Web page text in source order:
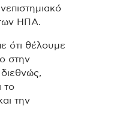
ΗΠΑ.
ότι θέλουμε
στην
το
την